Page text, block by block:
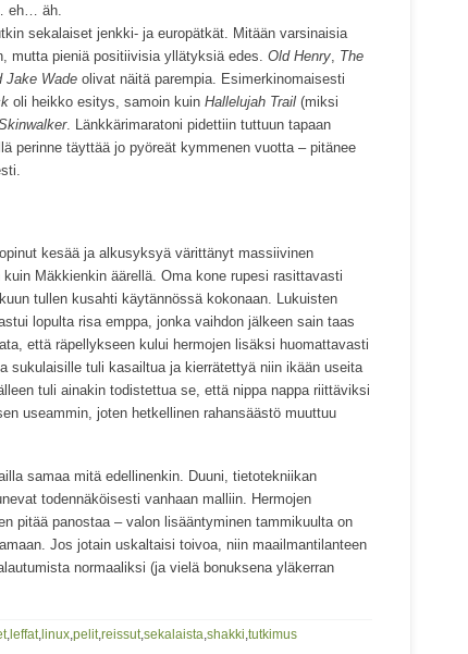
eh… äh.
sekalaiset jenkki- ja europätkät. Mitään varsinaisia
mutta pieniä positiivisia yllätyksiä edes. Old Henry The
Jake Wade olivat näitä parempia. Esimerkinomaisesti
oli heikko esitys, samoin kuin Hallelujah Trail (miksi
. Länkkärimaratoni pidettiin tuttuun tapaan
perinne täyttää jo pyöreät kymmenen vuotta – pitänee
kesää ja alkusyksyä värittänyt massiivinen
Mäkkienkin äärellä. Oma kone rupesi rasittavasti
tullen kusahti käytännössä kokonaan. Lukuisten
lopulta risa emppa, jonka vaihdon jälkeen sain taas
että räpellykseen kului hermojen lisäksi huomattavasti
sukulaisille tuli kasailtua ja kierrätettyä niin ikään useita
tuli ainakin todistettua se, että nippa nappa riittäviksi
useammin, joten hetkellinen rahansäästö muuttuu
samaa mitä edellinenkin. Duuni, tietotekniikan
todennäköisesti vanhaan malliin. Hermojen
pitää panostaa – valon lisääntyminen tammikuulta on
Jos jotain uskaltaisi toivoa, niin maailmantilanteen
normaaliksi (ja vielä bonuksena yläkerran
leffat linux pelit reissut sekalaista shakki tutkimus